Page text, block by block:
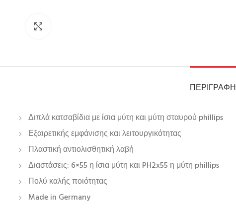
ΠΕΡΙΓΡΑΦΉ
Διπλά κατσαβίδια με ίσια μύτη και μύτη σταυρού phillips
Εξαιρετικής εμφάνισης και λειτουργικότητας
Πλαστική αντιολισθητική λαβή
Διαστάσεις: 6×55 η ίσια μύτη και PH2x55 η μύτη phillips
Πολύ καλής ποιότητας
Made in Germany